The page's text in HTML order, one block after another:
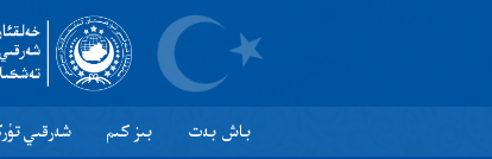
باش بەت بىز كىم شەرقىي